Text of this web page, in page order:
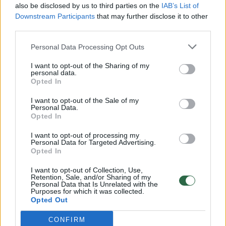
also be disclosed by us to third parties on the IAB’s List of
Downstream Participants that may further disclose it to other
Personal Data Processing Opt Outs
I want to opt-out of the Sharing of my
personal data.
Opted In
I want to opt-out of the Sale of my
Personal Data.
Opted In
I want to opt-out of processing my
Personal Data for Targeted Advertising.
Opted In
I want to opt-out of Collection, Use,
Retention, Sale, and/or Sharing of my
Personal Data that Is Unrelated with the
Purposes for which it was collected.
Opted Out
CONFIRM
Lietuvos diena
00:00:57
Savaitės vidurys nusimato karštas: temperatūra kils iki
Žinios | Orai
00:00:59
Nufilmavo, kaip patvino Vilniaus Vakarinis aplinkkelis:
vaizdas pribloškia
Žinios | Lietuvos diena
V. Zalužno pasisakymą laiko bandymu įsitvirtinti
Ukrainos politikoje: jis yra neteisus
Laidos | Nauja diena